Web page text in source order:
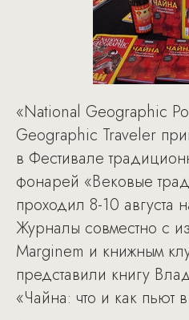
«National Geographic
Geographic Traveler
в Фестивале
фонарей «Вековые
проходил 8-10 августа
Журналы совместно с
Marginem и книжным
представили книгу
«Чайна: что и как пьют